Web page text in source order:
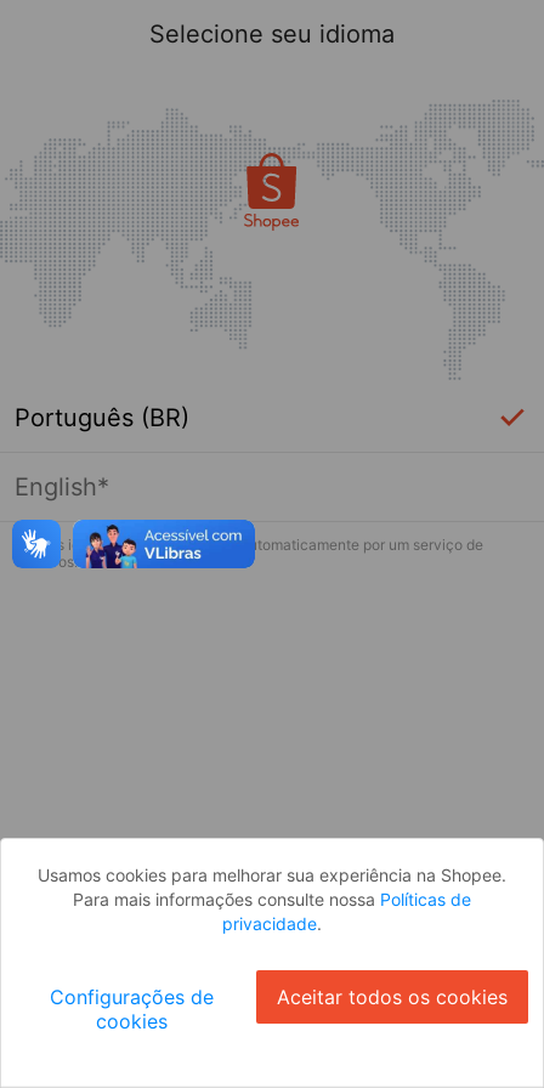
Página indisponível
Desculpe, algo deu errado. Faça login
Selecione seu idioma
Português (BR)
English*
* Esses idiomas serão traduzidos automaticamente por um serviço de
terceiros.
Usamos cookies para melhorar sua experiência na Shopee.
Para mais informações consulte nossa Políticas de
privacidade.
Configurações de
cookies
Aceitar todos os cookies